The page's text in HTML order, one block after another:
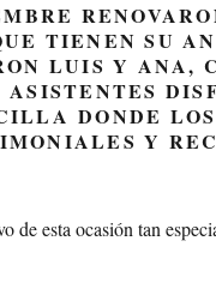
TIENEN SU
LUIS Y ANA,
DONDE LOS
Y
esta ocasión tan